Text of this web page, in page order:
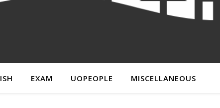
EXAM UOPEOPLE MISCELLANEOUS